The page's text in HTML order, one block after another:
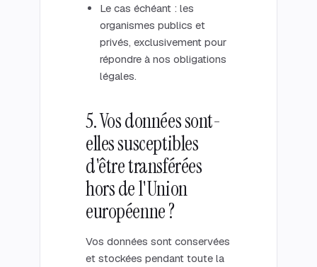
Le cas échéant : les
organismes publics et
privés, exclusivement pour
répondre à nos obligations
légales.
5. Vos données sont-
elles susceptibles
d'être transférées
hors de l'Union
européenne ?
Vos données sont conservées
et stockées pendant toute la